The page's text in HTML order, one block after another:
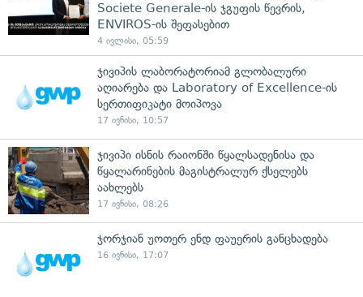
Societe Generale-ის ჯგუფის წევრის,
ENVIROS-ის შეფასებით
4 ივლისი, 05:59
ჯივიპის ლაბორატორიამ გლობალური
აღიარება და Laboratory of Excellence-ის
სერთიფიკატი მოიპოვა
17 ივნისი, 10:57
ჯივიპი ისნის რაიონში წყალსადენისა და
წყალარინების მაგისტრალურ ქსელებს
აახლებს
17 ივნისი, 08:26
ჯორჯიან უოთერ ენდ ფაუერის განცხადება
16 ივნისი, 17:07